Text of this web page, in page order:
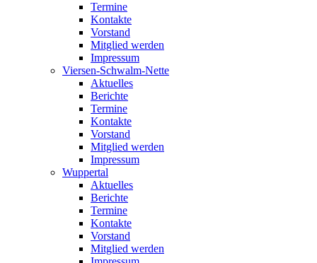
Termine
Kontakte
Vorstand
Mitglied werden
Impressum
Viersen-Schwalm-Nette
Aktuelles
Berichte
Termine
Kontakte
Vorstand
Mitglied werden
Impressum
Wuppertal
Aktuelles
Berichte
Termine
Kontakte
Vorstand
Mitglied werden